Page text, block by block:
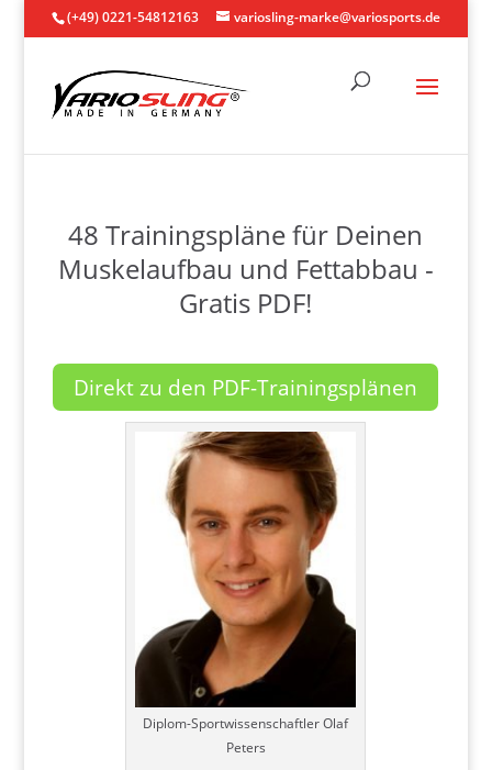
(+49) 0221-54812163 variosling-marke@variosports.de
48 Trainingspläne für Deinen
Muskelaufbau und Fettabbau -
Gratis PDF!
Direkt zu den PDF-Trainingsplänen
Diplom-Sportwissenschaftler Olaf
Peters